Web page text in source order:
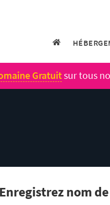
Gratuitsur tous
Enregistrez nom